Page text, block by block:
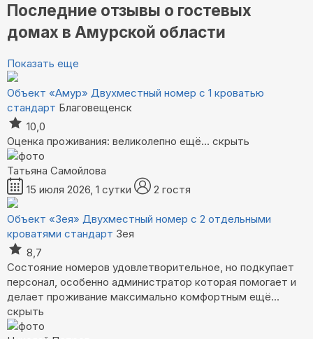
Последние отзывы о гостевых
домах в Амурской области
Показать еще
Объект «Амур» Двухместный номер с 1 кроватью
стандарт Благовещенск
10,0
Оценка проживания: великолепно ещё... скрыть
Татьяна Самойлова
15 июля 2026, 1 сутки
2 гостя
Объект «Зея» Двухместный номер с 2 отдельными
кроватями стандарт Зея
8,7
Состояние номеров удовлетворительное, но подкупает
персонал, особенно администратор которая помогает и
делает проживание максимально комфортным ещё...
скрыть